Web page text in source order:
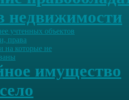
недвижимости
учтенных объектов
права
на которые не
имущество